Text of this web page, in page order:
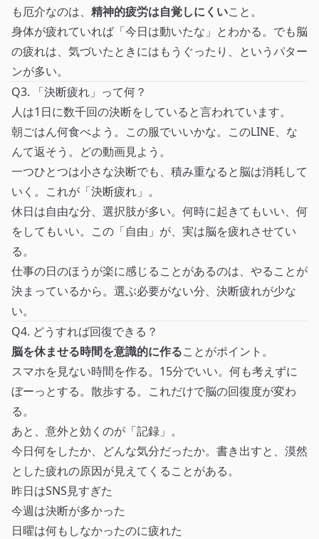
も厄介なのは、 精神的疲労は自覚しにくいこと。
身体が疲れていれば「今日は動いたな」とわかる。でも脳
の疲れは、気づいたときにはもうぐったり、というパター
ンが多い。
Q3. 「決断疲れ」って何？
人は1日に数千回の決断をしていると言われています。
朝ごはん何食べよう。この服でいいかな。このLINE、な
んて返そう。どの動画見よう。
一つひとつは小さな決断でも、積み重なると脳は消耗して
いく。これが「決断疲れ」。
休日は自由な分、選択肢が多い。何時に起きてもいい、何
をしてもいい。この「自由」が、実は脳を疲れさせてい
る。
仕事の日のほうが楽に感じることがあるのは、やることが
決まっているから。選ぶ必要がない分、決断疲れが少な
い。
Q4. どうすれば回復できる？
脳を休ませる時間を意識的に作ることがポイント。
スマホを見ない時間を作る。15分でいい。何も考えずに
ぼーっとする。散歩する。これだけで脳の回復度が変わ
る。
あと、意外と効くのが「記録」。
今日何をしたか、どんな気分だったか。書き出すと、漠然
とした疲れの原因が見えてくることがある。
昨日はSNS見すぎた
今週は決断が多かった
日曜は何もしなかったのに疲れた